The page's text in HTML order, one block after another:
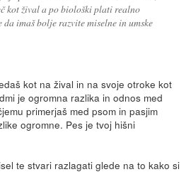
kot žival a po biološki plati realno
imaš bolje razvite miselne in umske
kot na žival in na svoje otroke kot
je ogromna razlika in odnos med
primerjaš med psom in pasjim
ogromne. Pes je tvoj hišni
te stvari razlagati glede na to kako si